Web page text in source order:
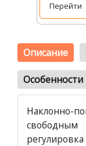
Перейти
Описание
Особенности
Наклонно-